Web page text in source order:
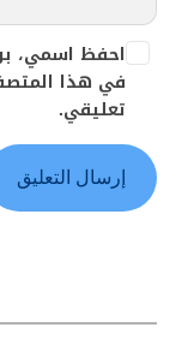
احفظ اسمي،
في هذا
تعليقي.